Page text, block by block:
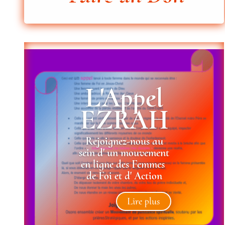
L'Appel
EZRAH
Rejoignez-nous au
sein d' unmouvement
en lignedesFemmes
de Foi et d' Action
Lire plus